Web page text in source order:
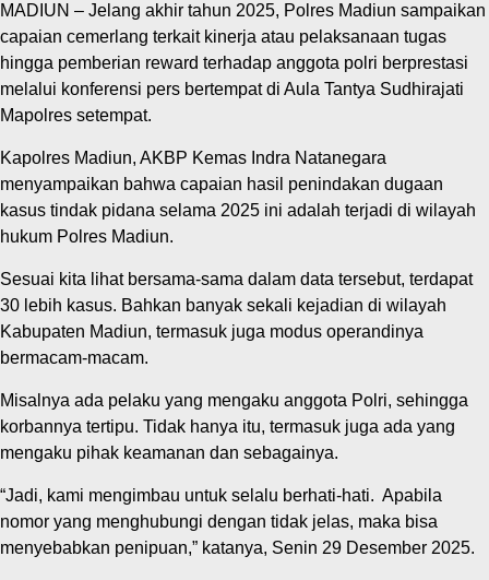
MADIUN – Jelang akhir tahun 2025, Polres Madiun sampaikan
capaian cemerlang terkait kinerja atau pelaksanaan tugas
hingga pemberian reward terhadap anggota polri berprestasi
melalui konferensi pers bertempat di Aula Tantya Sudhirajati
Mapolres setempat.
Kapolres Madiun, AKBP Kemas Indra Natanegara
menyampaikan bahwa capaian hasil penindakan dugaan
kasus tindak pidana selama 2025 ini adalah terjadi di wilayah
hukum Polres Madiun.
Sesuai kita lihat bersama-sama dalam data tersebut, terdapat
30 lebih kasus. Bahkan banyak sekali kejadian di wilayah
Kabupaten Madiun, termasuk juga modus operandinya
bermacam-macam.
Misalnya ada pelaku yang mengaku anggota Polri, sehingga
korbannya tertipu. Tidak hanya itu, termasuk juga ada yang
mengaku pihak keamanan dan sebagainya.
“Jadi, kami mengimbau untuk selalu berhati-hati. Apabila
nomor yang menghubungi dengan tidak jelas, maka bisa
menyebabkan penipuan,” katanya, Senin 29 Desember 2025.